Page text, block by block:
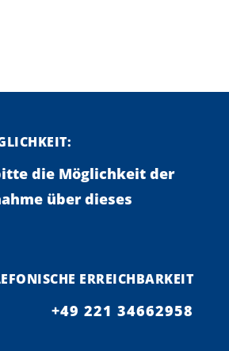
die Möglichkeit der
über dieses
ERREICHBARKEIT
+49 221 34662958